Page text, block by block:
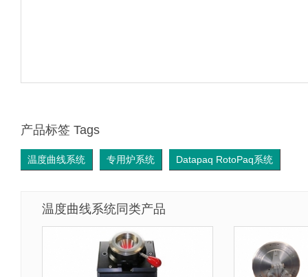
产品标签 Tags
温度曲线系统 专用炉系统 Datapaq RotoPaq系统
温度曲线系统同类产品